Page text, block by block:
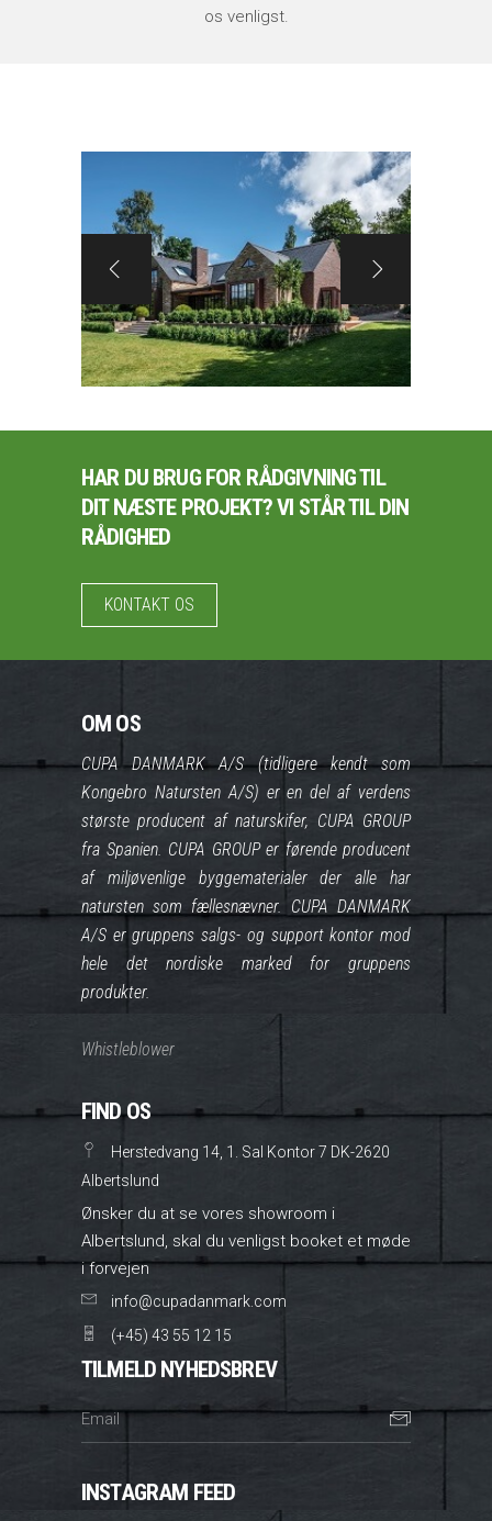
os venligst.
HAR DU BRUG FOR RÅDGIVNING TIL
DIT NÆSTE PROJEKT? VI STÅR TIL DIN
RÅDIGHED
KONTAKT OS
OM OS
CUPA DANMARK A/S (tidligere kendt som
Kongebro Natursten A/S) er en del af verdens
største producent af naturskifer, CUPA GROUP
fra Spanien. CUPA GROUP er førende producent
af miljøvenlige byggematerialer der alle har
natursten som fællesnævner. CUPA DANMARK
A/S er gruppens salgs- og support kontor mod
hele det nordiske marked for gruppens
produkter.
Whistleblower
FIND OS
Herstedvang 14, 1. Sal Kontor 7 DK-2620
Albertslund
Ønsker du at se vores showroom i
Albertslund, skal du venligst booket et møde
i forvejen
info@cupadanmark.com
(+45) 43 55 12 15
TILMELD NYHEDSBREV
INSTAGRAM FEED